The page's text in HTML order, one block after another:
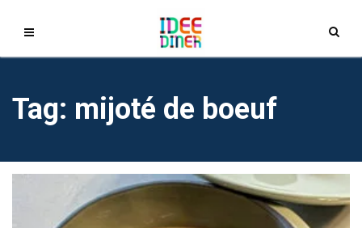
Tag: mijoté de boeuf